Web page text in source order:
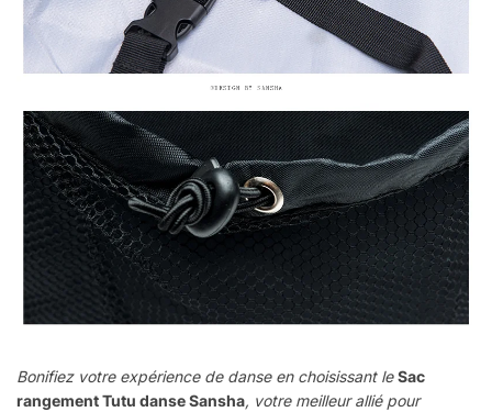
Bonifiez votre expérience de danse en choisissant leSac
rangement Tutu danse Sansha, votre meilleur allié pour